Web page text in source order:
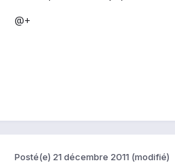
@+
Posté(e) 21 décembre 2011 (modifié)